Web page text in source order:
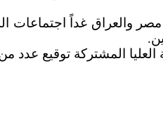
والعراق غداً اجتماعات
المشتركة توقيع عدد